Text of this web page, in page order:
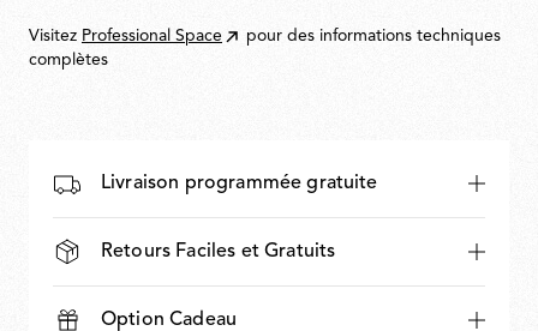
Visitez Professional Space
pour des informations techniques
complètes
Livraison programmée gratuite
Retours Faciles et Gratuits
Option Cadeau